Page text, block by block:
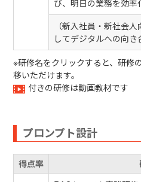
び、明日の業務を効率
（新入社員・新社会
してデジタルへの向
※研修名をクリックすると、研修
移いただけます。
付きの研修は動画教材です
プロンプト設計
得点率